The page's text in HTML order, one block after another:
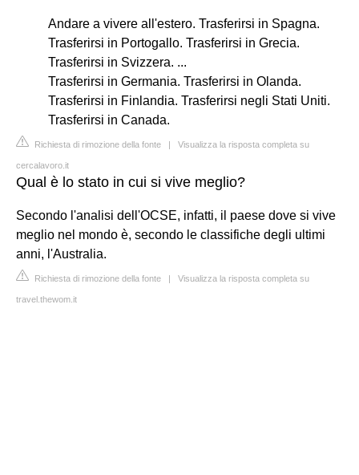
Andare a vivere all'estero. Trasferirsi in Spagna.
Trasferirsi in Portogallo. Trasferirsi in Grecia.
Trasferirsi in Svizzera. ...
Trasferirsi in Germania. Trasferirsi in Olanda.
Trasferirsi in Finlandia. Trasferirsi negli Stati Uniti.
Trasferirsi in Canada.
Richiesta di rimozione della fonte | Visualizza la risposta completa su
cercalavoro.it
Qual è lo stato in cui si vive meglio?
Secondo l'analisi dell'OCSE, infatti, il paese dove si vive
meglio nel mondo è, secondo le classifiche degli ultimi
anni, l'Australia.
Richiesta di rimozione della fonte | Visualizza la risposta completa su
travel.thewom.it